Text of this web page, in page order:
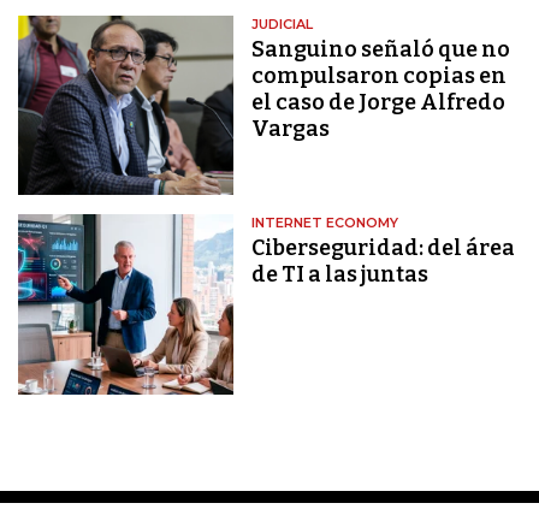
JUDICIAL
Sanguino señaló que no
compulsaron copias en
el caso de Jorge Alfredo
Vargas
INTERNET ECONOMY
Ciberseguridad: del área
de TI a las juntas